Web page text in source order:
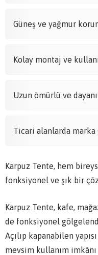
Güneş ve yağmur
Kolay montaj ve
Uzun ömürlü ve
Ticari alanlarda
Karpuz Tente, hem
fonksiyonel ve şık bir
Karpuz Tente, kafe,
de fonksiyonel
Açılıp kapanabilen
mevsim kullanım